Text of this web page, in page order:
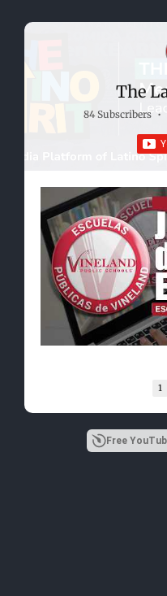
The
84 Subscribers •
1
Free